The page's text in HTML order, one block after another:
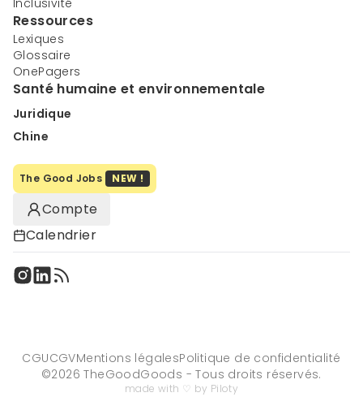
Inclusivité
Ressources
Lexiques
Glossaire
OnePagers
Santé humaine et environnementale
Juridique
Chine
The Good Jobs NEW !
Compte
Calendrier
CGUCGVMentions légalesPolitique de confidentialité
©2026 TheGoodGoods - Tous droits réservés.
made with ♡ by Piloty